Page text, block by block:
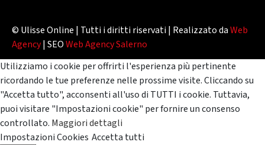
© Ulisse Online | Tutti i diritti riservati | Realizzato daWeb
Agency| SEOWeb Agency Salerno
Utilizziamo i cookie per offrirti l'esperienza più pertinente
ricordando le tue preferenze nelle prossime visite. Cliccando su
"Accetta tutto", acconsenti all'uso di TUTTI i cookie. Tuttavia,
puoi visitare "Impostazioni cookie" per fornire un consenso
controllato. Maggiori dettagli
Impostazioni Cookies Accetta tutti